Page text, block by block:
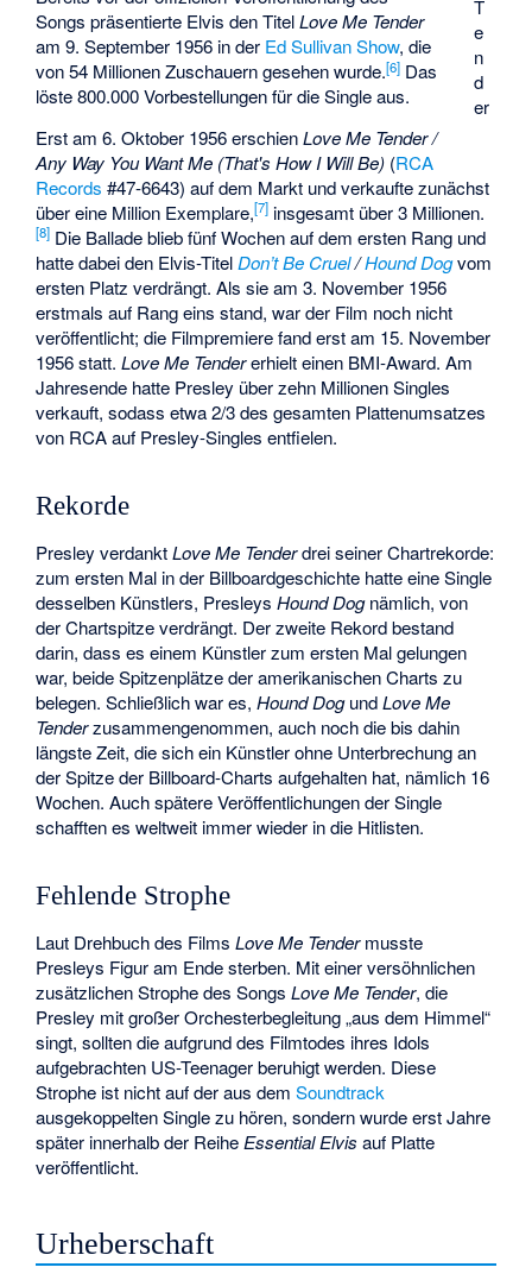
T
e
n
d
er
Songs präsentierte Elvis den TitelLove Me Tender
am 9. September 1956 in der Ed Sullivan Show, die
von 54 Millionen Zuschauern gesehen wurde.[6] Das
löste 800.000 Vorbestellungen für die Single aus.
Erst am 6. Oktober 1956 erschienLove Me Tender /
Any Way You Want Me (That's How I Will Be) (RCA
Records #47-6643) auf dem Markt und verkaufte zunächst
über eine Million Exemplare,[7] insgesamt über 3 Millionen.
[8] Die Ballade blieb fünf Wochen auf dem ersten Rang und
hatte dabei den Elvis-TitelDon’t Be Cruel/Hound Dogvom
ersten Platz verdrängt. Als sie am 3. November 1956
erstmals auf Rang eins stand, war der Film noch nicht
veröffentlicht; die Filmpremiere fand erst am 15. November
1956 statt.Love Me Tendererhielt einen BMI-Award. Am
Jahresende hatte Presley über zehn Millionen Singles
verkauft, sodass etwa 2/3 des gesamten Plattenumsatzes
von RCA auf Presley-Singles entfielen.
Rekorde
Presley verdanktLove Me Tenderdrei seiner Chartrekorde:
zum ersten Mal in der Billboardgeschichte hatte eine Single
desselben Künstlers, PresleysHound Dognämlich, von
der Chartspitze verdrängt. Der zweite Rekord bestand
darin, dass es einem Künstler zum ersten Mal gelungen
war, beide Spitzenplätze der amerikanischen Charts zu
belegen. Schließlich war es,Hound DogundLove Me
Tenderzusammengenommen, auch noch die bis dahin
längste Zeit, die sich ein Künstler ohne Unterbrechung an
der Spitze der Billboard-Charts aufgehalten hat, nämlich 16
Wochen. Auch spätere Veröffentlichungen der Single
schafften es weltweit immer wieder in die Hitlisten.
Fehlende Strophe
Laut Drehbuch des FilmsLove Me Tendermusste
Presleys Figur am Ende sterben. Mit einer versöhnlichen
zusätzlichen Strophe des SongsLove Me Tender, die
Presley mit großer Orchesterbegleitung „aus dem Himmel“
singt, sollten die aufgrund des Filmtodes ihres Idols
aufgebrachten US-Teenager beruhigt werden. Diese
Strophe ist nicht auf der aus demSoundtrack
ausgekoppelten Single zu hören, sondern wurde erst Jahre
später innerhalb der Reihe Essential Elvis auf Platte
veröffentlicht.
Urheberschaft